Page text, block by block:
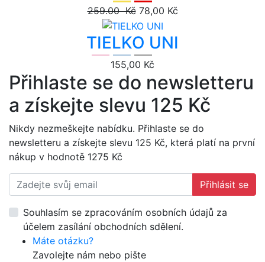
259.00 Kč 78,00 Kč
TIELKO UNI
155,00 Kč
Přihlaste se do newsletteru
a získejte slevu 125 Kč
Nikdy nezmeškejte nabídku. Přihlaste se do
newsletteru a získejte slevu 125 Kč, která platí na první
nákup v hodnotě 1275 Kč
Přihlásit se
Souhlasím se zpracováním osobních údajů za
účelem zasílání obchodních sdělení.
Máte otázku?
Zavolejte nám nebo pište